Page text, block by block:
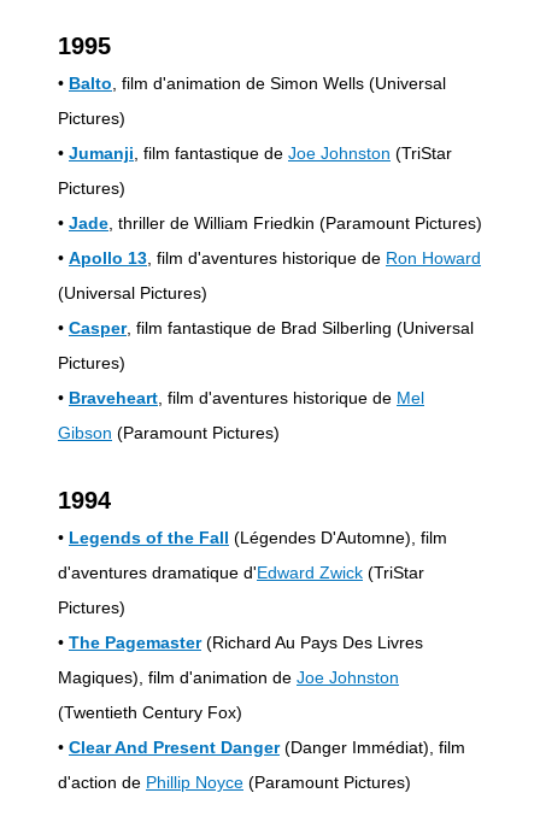
1995
• Balto , film d'animation de Simon Wells (Universal
Pictures)
• Jumanji , film fantastique de Joe Johnston (TriStar
Pictures)
• Jade , thriller de William Friedkin (Paramount Pictures)
• Apollo 13 , film d'aventures historique de Ron Howard
(Universal Pictures)
• Casper, film fantastique de Brad Silberling (Universal
Pictures)
• Braveheart , film d'aventures historique de Mel
Gibson (Paramount Pictures)
1994
• Legends of the Fall (Légendes D'Automne), film
d'aventures dramatique d'Edward Zwick (TriStar
Pictures)
• The Pagemaster(Richard Au Pays Des Livres
Magiques), film d'animation de Joe Johnston
(Twentieth Century Fox)
• Clear And Present Danger(Danger Immédiat), film
d'action de Phillip Noyce (Paramount Pictures)